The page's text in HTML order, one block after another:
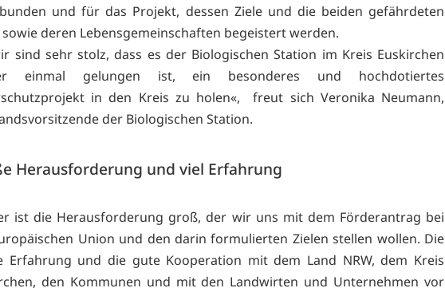
und für das Projekt, dessen Ziele und die beiden gefährdeten
deren Lebensgemeinschaften begeistert werden.
sind sehr stolz, dass es der Biologischen Station im Kreis Euskirchen
einmal gelungen ist, ein besonderes und hochdotiertes
in den Kreis zu holen«, freut sich Veronika Neumann,
der Biologischen Station.
Herausforderung und viel Erfahrung
ist die Herausforderung groß, der wir uns mit dem Förderantrag bei
Union und den darin formulierten Zielen stellen wollen. Die
Erfahrung und die gute Kooperation mit dem Land NRW, dem Kreis
den Kommunen und mit den Landwirten und Unternehmen vor